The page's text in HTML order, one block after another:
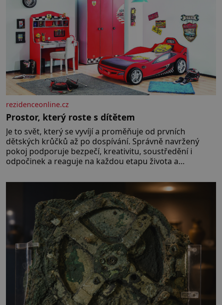
rezidenceonline.cz
Prostor, který roste s dítětem
Je to svět, který se vyvíjí a proměňuje od prvních
dětských krůčků až po dospívání. Správně navržený
pokoj podporuje bezpečí, kreativitu, soustředění i
odpočinek a reaguje na každou etapu života a
jednoduchost, měkkost a bezpečí, proto by pokoj
miminka měl působit především klidně a útulně.
Předškolní věk je